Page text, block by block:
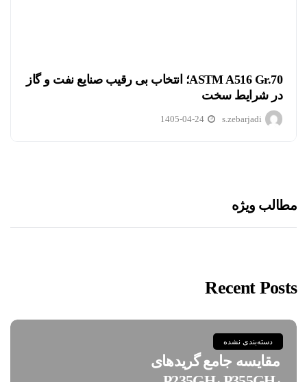
ASTM A516 Gr.70؛ انتخاب بی رقیب صنایع نفت و گاز
در شرایط سخت
s.zebarjadi
1405-04-24
مطالب ویژه
Recent Posts
دسته‌بندی نشده
مقایسه جامع گریدهای